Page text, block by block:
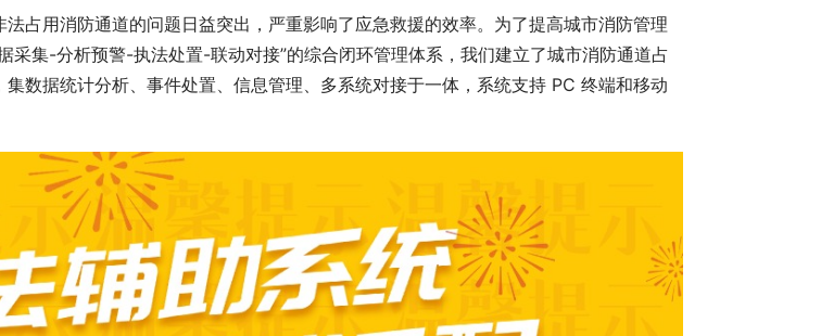
占用消防通道的问题日益突出，严重影响了应急救援的效率。为了提高城市消防管理
采集-分析预警-执法处置-联动对接”的综合闭环管理体系，我们建立了城市消防通道占
集数据统计分析、事件处置、信息管理、多系统对接于一体，系统支持 PC 终端和移动